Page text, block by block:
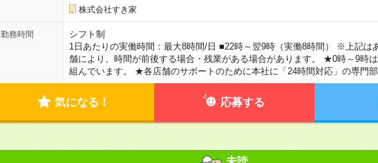
株式会社すき家
勤務時間
シフト制
1日あたりの実働時間：最大8時間/日 ■22時～翌9時（実働8時間） ※上記は
舗により、時間が前後する場合・残業がある場合があります。 ★0時～9時
組んでいます。 ★各店舗のサポートのために本社に「24時間対応」の専門部
気になる！ 応募する